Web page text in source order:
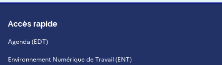
Accès rapide
Agenda (EDT)
Environnement Numérique de Travail (ENT)